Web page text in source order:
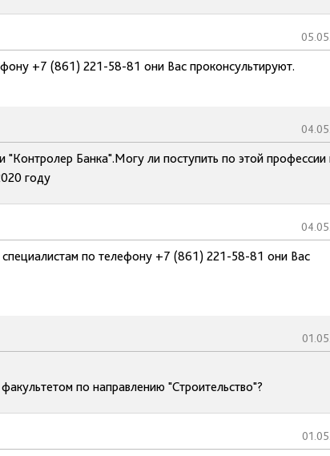
+7 (861) 221-58-81 они Вас проконсультируют.
"Контролер Банка".Могу ли поступить по этой профессии
году
по телефону +7 (861) 221-58-81 они Вас
по направлению "Строительство"?